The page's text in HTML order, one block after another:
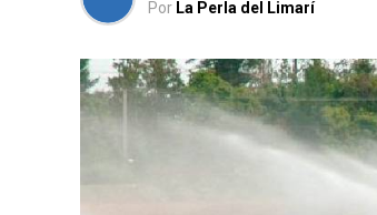
Por La Perla del Limarí